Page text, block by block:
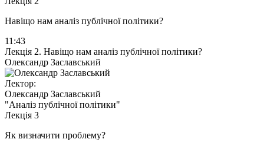
Навіщо нам аналіз публічної політики?
11:43
Лекція 2. Навіщо нам аналіз публічної політики?
Олександр Заславський
Лектор:
Олександр Заславський
"Аналіз публічної політики"
Лекція 3
Як визначити проблему?